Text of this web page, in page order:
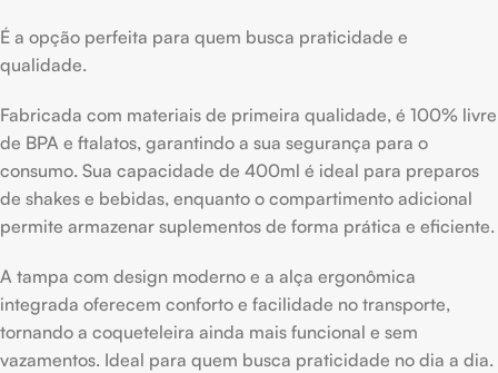
É a opção perfeita para quem busca praticidade e
qualidade.
Fabricada com materiais de primeira qualidade, é 100% livre
de BPA e ftalatos, garantindo a sua segurança para o
consumo. Sua capacidade de 400ml é ideal para preparos
de shakes e bebidas, enquanto o compartimento adicional
permite armazenar suplementos de forma prática e eficiente.
A tampa com design moderno e a alça ergonômica
integrada oferecem conforto e facilidade no transporte,
tornando a coqueteleira ainda mais funcional e sem
vazamentos. Ideal para quem busca praticidade no dia a dia.